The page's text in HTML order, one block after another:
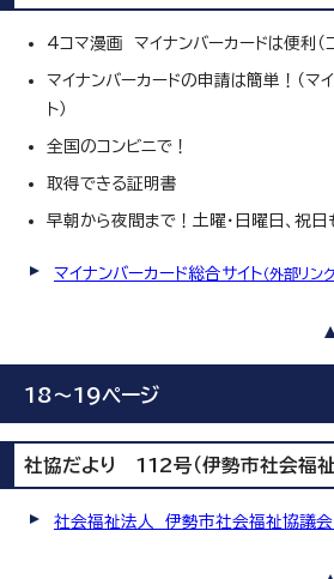
4コマ漫画 マイナンバーカードは便利（
マイナンバーカードの申請は簡単！（マ
ト）
全国のコンビニで！
取得できる証明書
早朝から夜間まで！土曜・日曜日、祝日
マイナンバーカード総合サイト（外部リンク
18～19ページ
社協だより 112号（伊勢市社会福祉
社会福祉法人 伊勢市社会福祉協議会